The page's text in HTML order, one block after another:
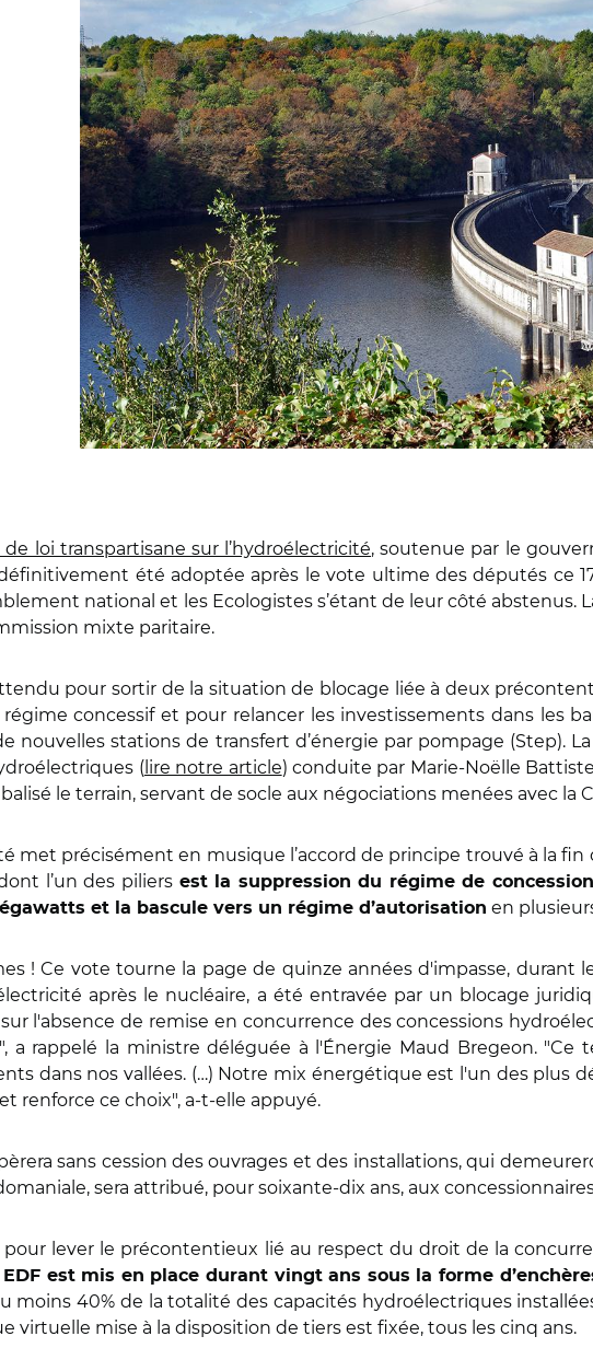
loi transpartisane sur l’hydroélectricité, soutenue par le
définitivement été adoptée après le vote ultime des députés ce
national et les Ecologistes s’étant de leur côté
mixte paritaire.
pour sortir de la situation de blocage liée à deux
régime concessif et pour relancer les investissements dans les
nouvelles stations de transfert d’énergie par pompage (Step).
(lire notre article) conduite par Marie-Noëlle
balisé le terrain, servant de socle aux négociations menées avec la
met précisément en musique l’accord de principe trouvé à la fin
l’un des piliers est la suppression du régime de
et la bascule vers un régime d’autorisation en
! Ce vote tourne la page de quinze années d'impasse, durant
après le nucléaire, a été entravée par un blocage
l'absence de remise en concurrence des concessions
a rappelé la ministre déléguée à l'Énergie Maud Bregeon.
dans nos vallées. (…) Notre mix énergétique est l'un des plus
renforce ce choix", a-t-elle appuyé.
sans cession des ouvrages et des installations, qui
sera attribué, pour soixante‑dix ans, aux
pour lever le précontentieux lié au respect du droit de la
est mis en place durant vingt ans sous la forme
moins 40% de la totalité des capacités hydroélectriques
virtuelle mise à la disposition de tiers est fixée, tous les cinq ans.